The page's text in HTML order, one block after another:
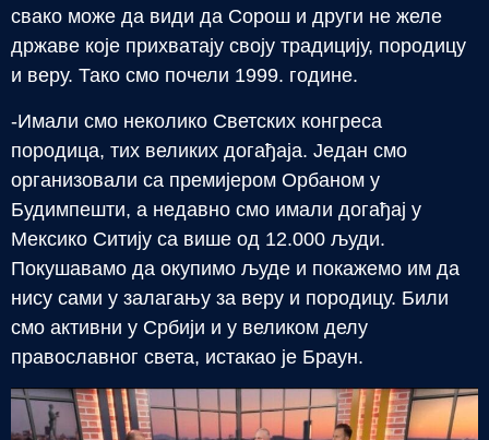
свако може да види да Сорош и други не желе
државе које прихватају своју традицију, породицу
и веру. Тако смо почели 1999. године.
-Имали смо неколико Светских конгреса
породица, тих великих догађаја. Један смо
организовали са премијером Орбаном у
Будимпешти, а недавно смо имали догађај у
Мексико Ситију са више од 12.000 људи.
Покушавамо да окупимо људе и покажемо им да
нису сами у залагању за веру и породицу. Били
смо активни у Србији и у великом делу
православног света, истакао је Браун.